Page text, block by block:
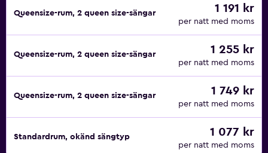
Queensize-rum, 2 queen size-sängar 1 191 kr
per natt med moms
Queensize-rum, 2 queen size-sängar 1 255 kr
per natt med moms
Queensize-rum, 2 queen size-sängar 1 749 kr
per natt med moms
Standardrum, okänd sängtyp 1 077 kr
per natt med moms